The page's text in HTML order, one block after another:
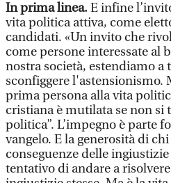
In prima linea.E infine
vita politica attiva, come
candidati. «Un invito che
come persone interessate al
nostra società, estendiamo
sconfiggere l'astensionismo.
prima persona alla vita
cristiana è mutilata se non si
politica”. L’impegno è parte
vangelo. E la generosità di
conseguenze delle
tentativo di andare a